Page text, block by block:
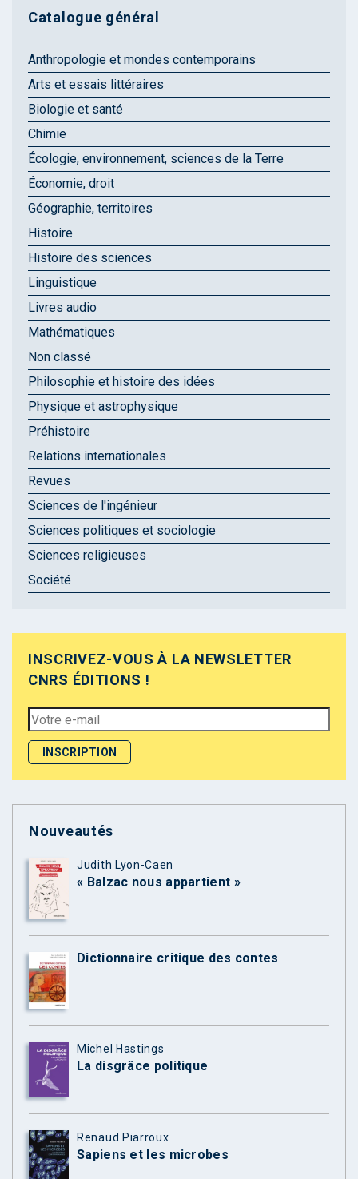
Catalogue général
Anthropologie et mondes contemporains
Arts et essais littéraires
Biologie et santé
Chimie
Écologie, environnement, sciences de la Terre
Économie, droit
Géographie, territoires
Histoire
Histoire des sciences
Linguistique
Livres audio
Mathématiques
Non classé
Philosophie et histoire des idées
Physique et astrophysique
Préhistoire
Relations internationales
Revues
Sciences de l'ingénieur
Sciences politiques et sociologie
Sciences religieuses
Société
INSCRIVEZ-VOUS À LA NEWSLETTER
CNRS ÉDITIONS !
Nouveautés
Judith Lyon-Caen
« Balzac nous appartient »
Dictionnaire critique des contes
Michel Hastings
La disgrâce politique
Renaud Piarroux
Sapiens et les microbes